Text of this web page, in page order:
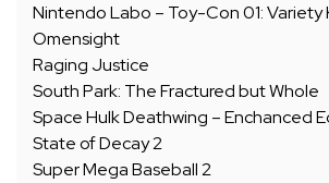
Nintendo Labo – Toy-Con 01: Variety
Omensight
Raging Justice
South Park: The Fractured but Whole
Space Hulk Deathwing – Enchanced
State of Decay 2
Super Mega Baseball 2